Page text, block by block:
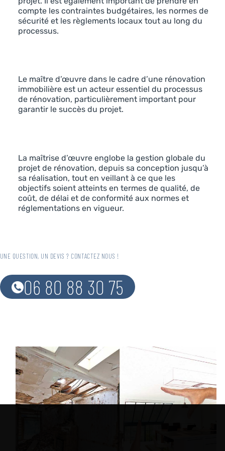
compte les contraintes budgétaires, les normes de
sécurité et les règlements locaux tout au long du
processus.
Le maître d’œuvre dans le cadre d’une rénovation
immobilière est un acteur essentiel du processus
de rénovation, particulièrement important pour
garantir le succès du projet.
La maîtrise d’œuvre englobe la gestion globale du
projet de rénovation, depuis sa conception jusqu’à
sa réalisation, tout en veillant à ce que les
objectifs soient atteints en termes de qualité, de
coût, de délai et de conformité aux normes et
réglementations en vigueur.
UNE QUESTION, UN DEVIS ? CONTACTEZ NOUS !
06 80 88 30 75